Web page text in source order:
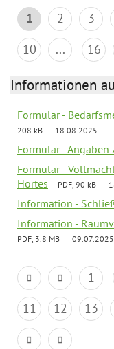
1 2 3
10
... 16
Informationen
Formular -
208 kB
18.08.2025
Formular - Angaben
Formular -
Hortes
PDF, 90 kB
Information -
Information -
PDF, 3.8 MB 09.07.2025
1
11
12 13